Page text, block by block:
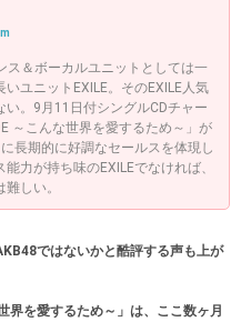
ス＆ボーカルユニットとしては一
ユニットEXILE。そのEXILE人気
。9月11日付シングルCDチャー
～こんな世界を愛するため～」が
長期的に好調なセールスを体現し
力が持ち味のEXILEでなければ、
しい。
ではないかと酷評する声も上が
界を愛するため～」は、ここ数ヶ月